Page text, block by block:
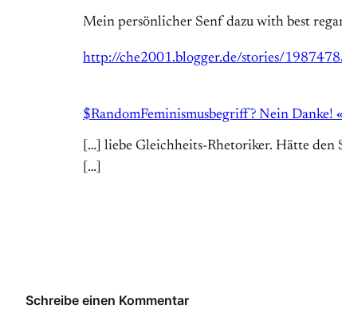
Mein persönlicher Senf dazu with best
http://che2001.blogger.de/stories/
$RandomFeminismusbegriff? Nein Danke!
[…] liebe Gleichheits-Rhetoriker. Hätte den
[…]
Schreibe einen Kommentar